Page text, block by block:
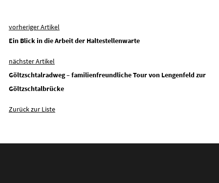
vorheriger Artikel
Ein Blick in die Arbeit der Haltestellenwarte
nächster Artikel
Göltzschtalradweg – familienfreundliche Tour von Lengenfeld zur
Göltzschtalbrücke
Zurück zur Liste